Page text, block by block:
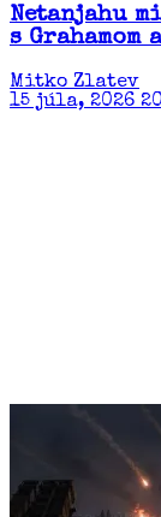
Netanjahu
s
Mitko Zlatev
15 júla, 2026